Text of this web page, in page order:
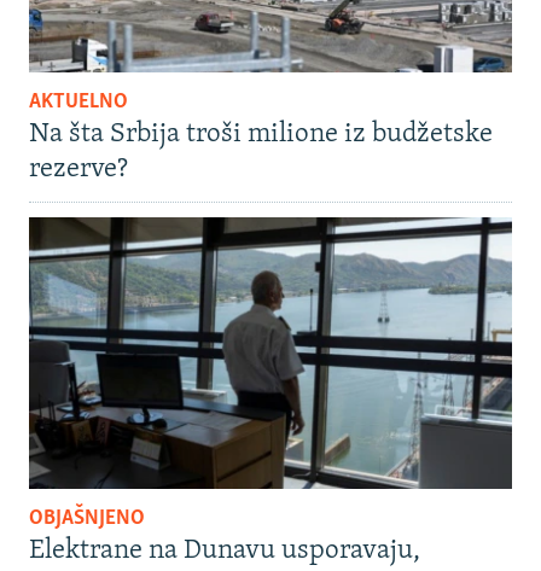
AKTUELNO
Na šta Srbija troši milione iz budžetske
rezerve?
OBJAŠNJENO
Elektrane na Dunavu usporavaju,